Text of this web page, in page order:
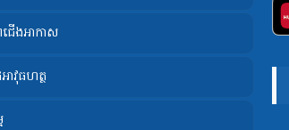
ើងអាកាស
ាវុធហត្ថ